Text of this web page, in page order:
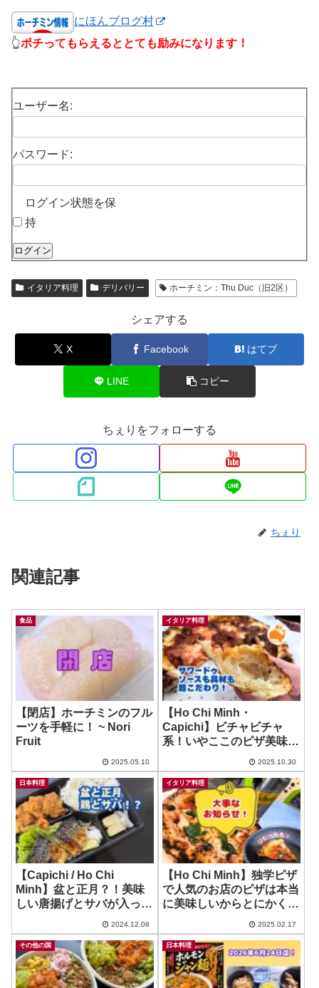
にほんブログ村
👆ポチってもらえるととても励みになります！
ユーザー名:
パスワード:
ログイン状態を保
持
ログイン
イタリア料理 デリバリー ホーチミン：Thu Duc（旧2区）
シェアする
X Facebook はてブ
LINE コピー
ちぇりをフォローする
ちぇり
関連記事
食品
【閉店】ホーチミンのフル
ーツを手軽に！ ~ Nori
Fruit
2025.05.10
イタリア料理
【Ho Chi Minh・
Capichi】ビチャビチャ
系！いやここのピザ美味し
Bar
2025.10.30
日本料理
【Capichi / Ho Chi
Minh】盆と正月？！美味
しい唐揚げとサバが入って
Bento
2024.12.08
イタリア料理
【Ho Chi Minh】独学ピザ
で人気のお店のピザは本当
に美味しいからとにかく食
~ Tran Pizza
2025.02.17
その他の国 日本料理